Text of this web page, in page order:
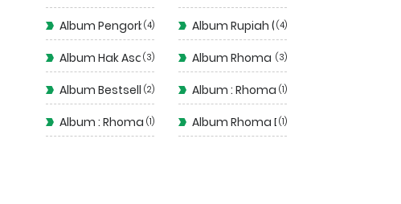
Album Pengorbanan
4 Album Rupiah ( 1975 )
4
Album Hak Asasi (1977)
3 Album Rhoma Haram
3
Album Bestseller Dangdut
2 Album : Rhoma Irama Rela
1
Album : Rhoma Modern
1 Album Rhoma Dangdut
1